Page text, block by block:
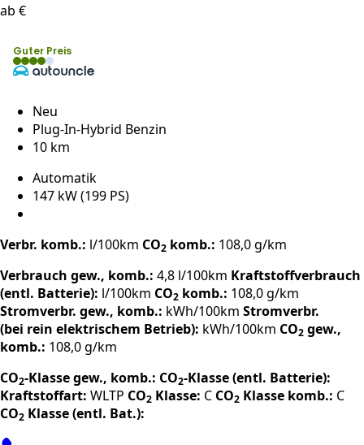
ab €
Guter Preis
Neu
Plug-In-Hybrid Benzin
10 km
Automatik
147 kW (199 PS)
Verbr. komb.: l/100km CO2 komb.: 108,0 g/km
Verbrauch gew., komb.: 4,8 l/100km Kraftstoffverbrauch
(entl. Batterie): l/100km CO2 komb.: 108,0 g/km
Stromverbr. gew., komb.: kWh/100km Stromverbr.
(bei rein elektrischem Betrieb): kWh/100km CO2 gew.,
komb.: 108,0 g/km
CO2-Klasse gew., komb.: CO2-Klasse (entl. Batterie):
Kraftstoffart: WLTP CO2 Klasse: C CO2 Klasse komb.: C
CO2 Klasse (entl. Bat.):